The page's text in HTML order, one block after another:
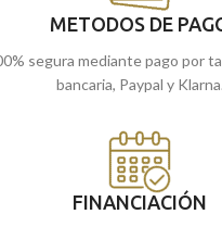
METODOS DE
segura mediante pago por
bancaria, Paypal y Klarna.
FINANCIACIÓN